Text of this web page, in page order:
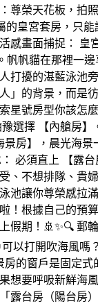
尊榮天花板，拍
的皇宮套房，只
感畫面捕捉： 皇
帆帆貓在那裡一
打擾的湛藍泳池
」的背景，而是
星號房型你該怎
選擇 【內艙房】
景房】，晨光海景
必須直上 【露
、不想排隊、貴
池讓你尊榮感拉
！根據自己的預
假期！🚢✨🔍 郵
以打開吹海風嗎？
房的窗戶是固定式
想要呼吸新鮮海
露台房（陽台房